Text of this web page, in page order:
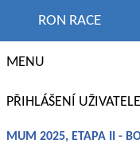
RON RACE
MENU
PŘIHLÁŠENÍ UŽIVATELE
MUM 2025, ETAPA II -